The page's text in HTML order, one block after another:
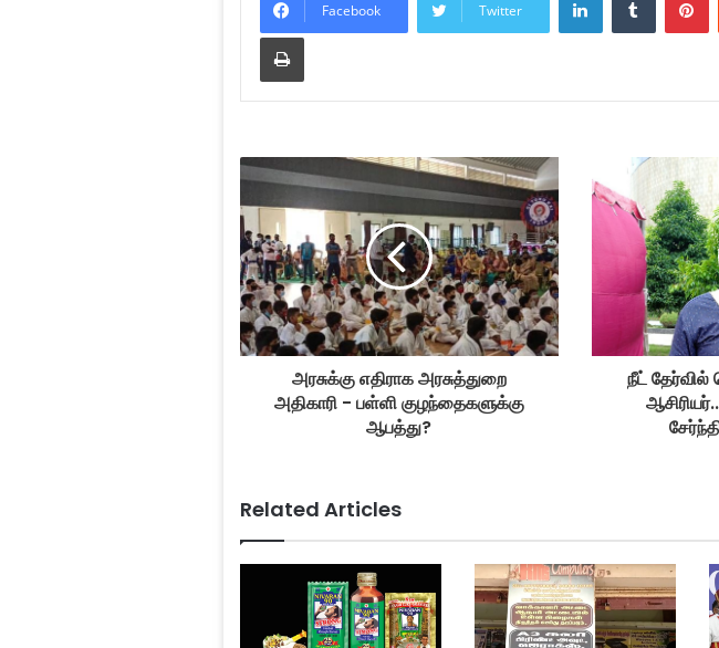
Facebook Twitter
Print
அரசுக்கு எதிராக அரசுத்துறை
அதிகாரி - பள்ளி குழந்தைகளுக்கு
ஆபத்து?
நீட் தேர்வில்
Related Articles